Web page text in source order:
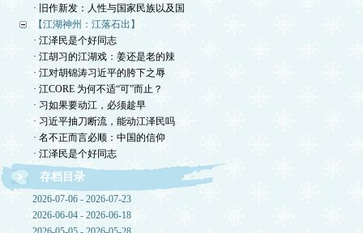
· 旧作新发：人性与国家民族以及国
【江湖神州：江落石出】
· 江泽民是个好同志
· 江胡习的江湖戏：姜还是老的辣
· 江对胡锦涛习近平的胯下之辱
· 江CORE 为何不适“可”而止？
· 习如果要动江，必须趁早
· 习近平抽刀断流，能动江泽民吗
· 名不正而言必顺：中国的信仰
· 江泽民是个好同志
存档目录
2026-07-06 - 2026-07-23
2026-06-04 - 2026-06-18